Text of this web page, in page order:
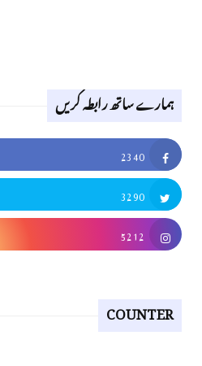
ہمارے ساتھ رابطہ کریں
2340
3290
5212
COUNTER